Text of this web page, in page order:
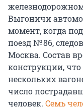
Выгоничи
момент, когда
поезд № 86,
Москва. Состав
конструкции,
нескольких
число
человек. Семь